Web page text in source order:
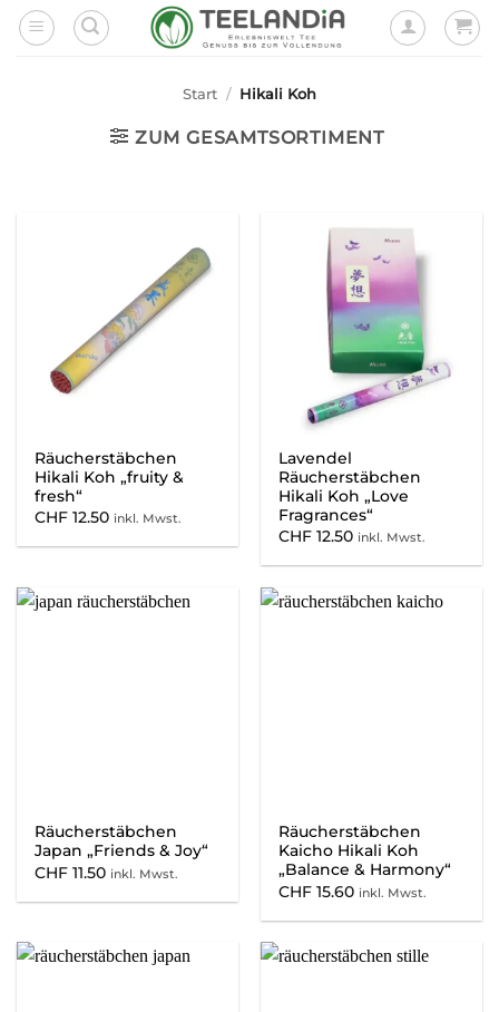
Zum
Inhalt
Start / Hikali Koh
ZUM GESAMTSORTIMENT
Räucherstäbchen
Hikali Koh „fruity &
fresh“
CHF 12.50 inkl. Mwst.
Lavendel
Räucherstäbchen
Hikali Koh „Love
Fragrances“
CHF 12.50 inkl. Mwst.
Räucherstäbchen
Japan „Friends & Joy“
CHF 11.50 inkl. Mwst.
Räucherstäbchen
Kaicho Hikali Koh
„Balance & Harmony“
CHF 15.60 inkl. Mwst.